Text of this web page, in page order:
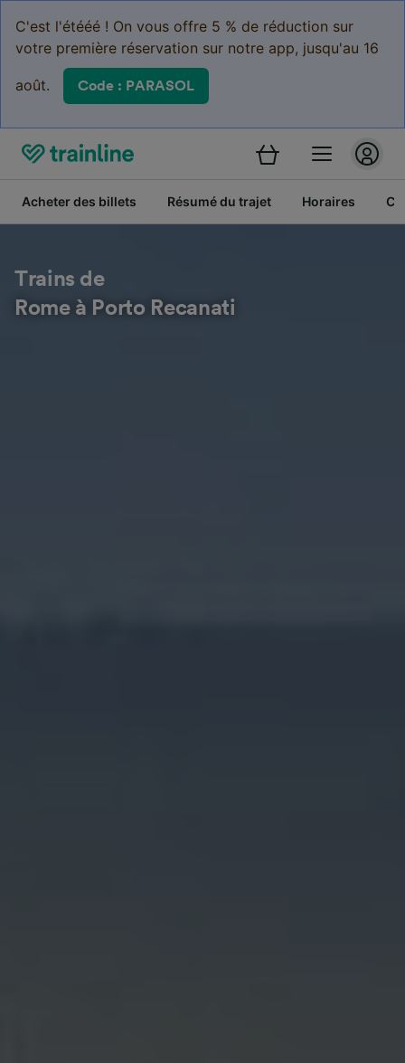
C'est l'étééé ! On vous offre 5 % de réduction sur
votre première réservation sur notre app, jusqu'au 16
août. Code : PARASOL
Acheter des billets Résumé du trajet Horaires
Trains de
Rome à Porto Recanati